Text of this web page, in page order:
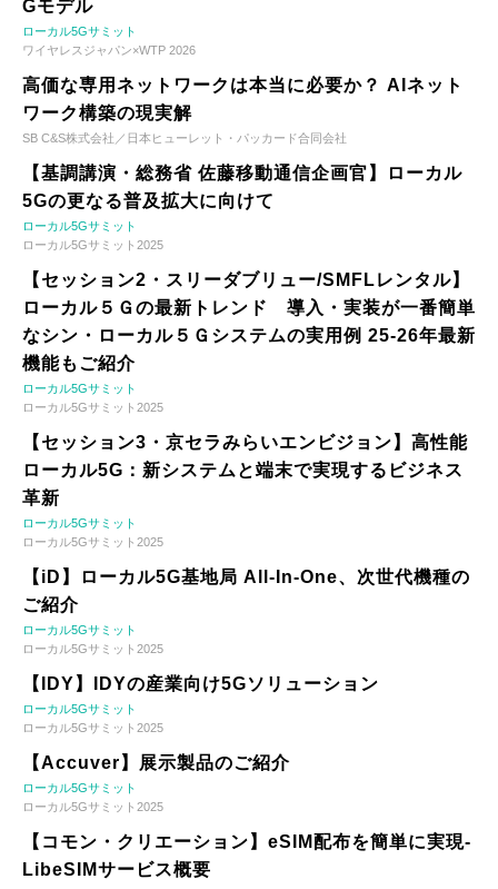
Gモデル
ローカル5Gサミット
ワイヤレスジャパン×WTP 2026
高価な専用ネットワークは本当に必要か？ AIネット
ワーク構築の現実解
SB C&S株式会社／日本ヒューレット・パッカード合同会社
【基調講演・総務省 佐藤移動通信企画官】ローカル
5Gの更なる普及拡大に向けて
ローカル5Gサミット
ローカル5Gサミット2025
【セッション2・スリーダブリュー/SMFLレンタル】
ローカル５Ｇの最新トレンド 導入・実装が一番簡単
なシン・ローカル５Ｇシステムの実用例 25-26年最新
機能もご紹介
ローカル5Gサミット
ローカル5Gサミット2025
【セッション3・京セラみらいエンビジョン】高性能
ローカル5G：新システムと端末で実現するビジネス
革新
ローカル5Gサミット
ローカル5Gサミット2025
【iD】ローカル5G基地局 All-In-One、次世代機種の
ご紹介
ローカル5Gサミット
ローカル5Gサミット2025
【IDY】IDYの産業向け5Gソリューション
ローカル5Gサミット
ローカル5Gサミット2025
【Accuver】展示製品のご紹介
ローカル5Gサミット
ローカル5Gサミット2025
【コモン・クリエーション】eSIM配布を簡単に実現-
LibeSIMサービス概要